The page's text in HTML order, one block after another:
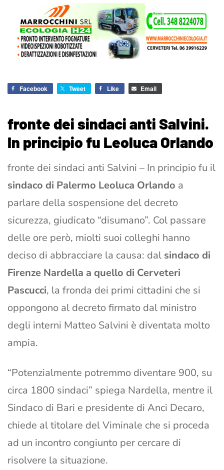
Facebook Tweet Like Email
fronte dei sindaci anti Salvini.
In principio fu Leoluca Orlando
fronte dei sindaci anti Salvini – In principio fu il
sindaco di Palermo Leoluca Orlando a
parlare della sospensione del decreto
sicurezza, giudicato “disumano”. Col passare
delle ore però, miolti suoi colleghi hanno
deciso di abbracciare la causa: dal sindaco di
Firenze Nardella a quello di Cerveteri
Pascucci, la fronda dei primi cittadini che si
oppongono al decreto firmato dal ministro
degli interni Matteo Salvini è diventata molto
ampia.
“Potenzialmente potremmo diventare 900, su
circa 1800 sindaci” spiega Nardella, mentre il
Sindaco di Bari e presidente di Anci Decaro,
chiede al titolare del Viminale che si proceda
ad un incontro congiunto per cercare di
risolvere la situazione.